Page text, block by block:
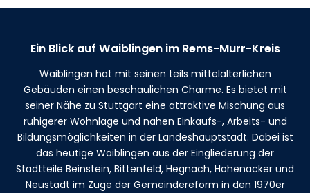
Ein Blick auf Waiblingen im Rems-Murr-Kreis
Waiblingen hat mit seinen teils mittelalterlichen
Gebäuden einen beschaulichen Charme. Es bietet mit
seiner Nähe zu Stuttgart eine attraktive Mischung aus
ruhigerer Wohnlage und nahen Einkaufs-, Arbeits- und
Bildungsmöglichkeiten in der Landeshauptstadt. Dabei ist
das heutige Waiblingen aus der Eingliederung der
Stadtteile Beinstein, Bittenfeld, Hegnach, Hohenacker und
Neustadt im Zuge der Gemeindereform in den 1970er